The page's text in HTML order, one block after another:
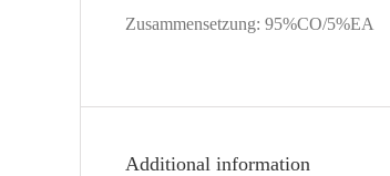
Zusammensetzung: 95%CO/5%EA
Additional information